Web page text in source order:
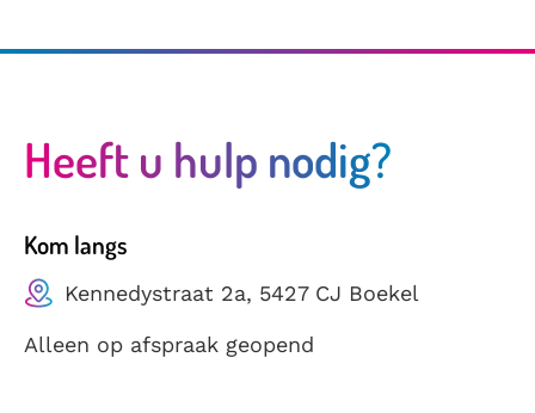
Heeft u hulp nodig?
Kom langs
Kennedystraat 2a, 5427 CJ Boekel
Alleen op afspraak geopend